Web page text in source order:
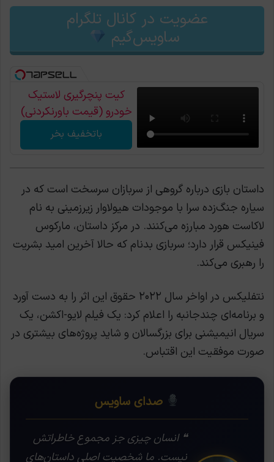
عضویت در کانال تلگرام
ساویس‌گیم
کیت پنچرگیری لاستیک
خودرو (قیمت باورنکردنی)
باتخفیف بخر
داستان بازی درباره گروهی از سربازان سرسخت است که در
سیاره جنگ‌زده سرا با موجودات هیولاوار زیرزمینی به نام
لاکاست هورد مبارزه می‌کنند. در مرکز داستان، مارکوس
فینیکس قرار دارد؛ سربازی بدنام که حالا آخرین امید بشریت
را رهبری می‌کند.
نتفلیکس در اواخر سال ۲۰۲۲ حقوق این اثر را به دست آورد
و برنامه‌ای چندجانبه را اعلام کرد: یک فیلم لایو-اکشن، یک
سریال انیمیشنی برای بزرگسالان و شاید پروژه‌های بیشتری در
صورت موفقیت این اقتباس.
صدای ساویس
❝ انسان چیزی جز مجموع خاطراتش
نیست. ما شخصیت اصلی داستان‌های